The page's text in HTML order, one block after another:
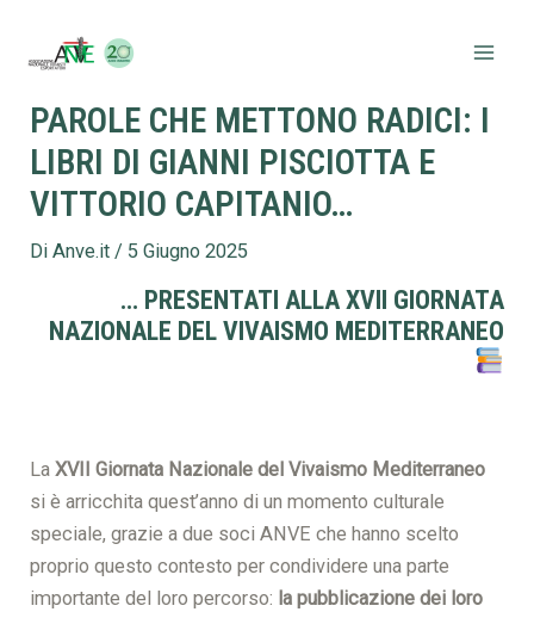
PAROLE CHE METTONO RADICI: I
LIBRI DI GIANNI PISCIOTTA E
VITTORIO CAPITANIO…
DiAnve.it/ 5 Giugno 2025
… PRESENTATI ALLA XVII GIORNATA
NAZIONALE DEL VIVAISMO MEDITERRANEO
LaXVII Giornata Nazionale del Vivaismo Mediterraneo
si è arricchita quest’anno di un momento culturale
speciale, grazie a due soci ANVE che hanno scelto
proprio questo contesto per condividere una parte
importante del loro percorso: la pubblicazione dei loro
articoli